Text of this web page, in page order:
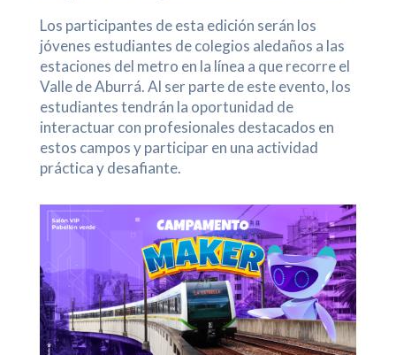
Los participantes de esta edición serán los
jóvenes estudiantes de colegios aledaños a las
estaciones del metro en la línea a que recorre el
Valle de Aburrá. Al ser parte de este evento, los
estudiantes tendrán la oportunidad de
interactuar con profesionales destacados en
estos campos y participar en una actividad
práctica y desafiante.